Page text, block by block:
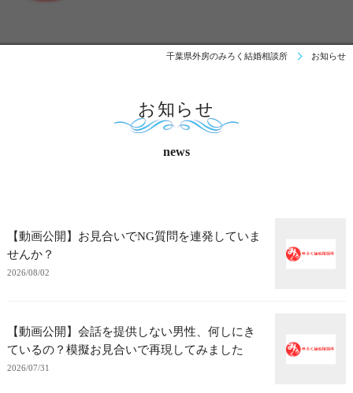
千葉県外房のみろく結婚相談所 お知らせ
お知らせ
news
【動画公開】お見合いでNG質問を連発していま
せんか？
2026/08/02
【動画公開】会話を提供しない男性、何しにき
ているの？模擬お見合いで再現してみました
2026/07/31